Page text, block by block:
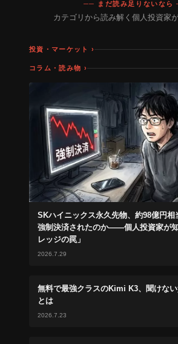
── まだ読み足りないなら
カテゴリから読み解く個人投資家
投資・マーケット ›
コラム・読み物 ›
SKハイニックス永久先物、約98億円相
強制決済されたのか——個人投資家が
レッジの罠」
2026.7.29
無料で最強クラスのKimi K3、聞けな
とは
2026.7.23